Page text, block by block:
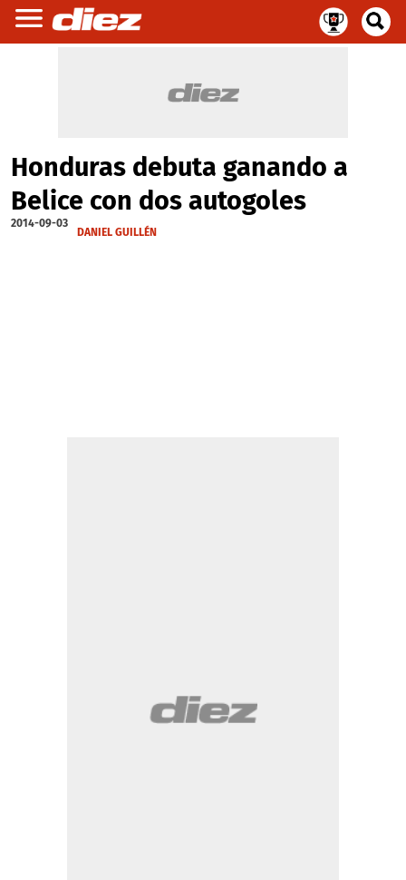
Honduras debuta ganando a
Belice con dos autogoles
2014-09-03
DANIEL GUILLÉN